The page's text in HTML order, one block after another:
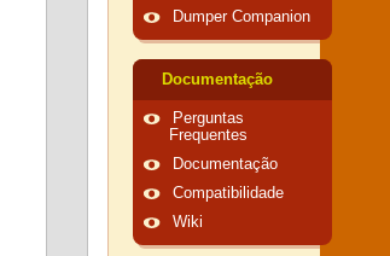
Dumper Companion
Documentação
Perguntas
Frequentes
Documentação
Compatibilidade
Wiki